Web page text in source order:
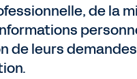
de la
de leurs